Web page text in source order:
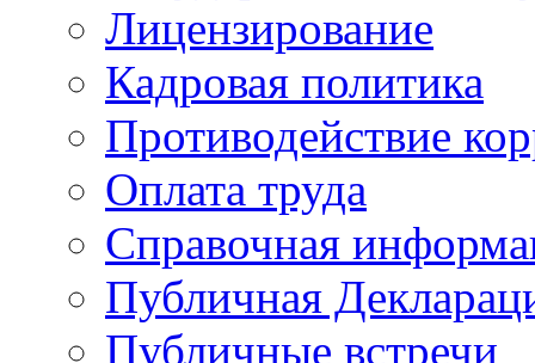
Лицензирование
Кадровая политика
Противодействие
Оплата труда
Справочная
Публичная
Публичные встречи